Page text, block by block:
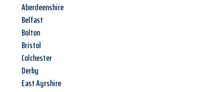
Aberdeenshire
Belfast
Bolton
Bristol
Colchester
Derby
East Ayrshire